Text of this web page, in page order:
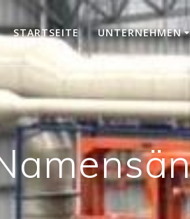
STARTSEITE UNTERNEHMEN